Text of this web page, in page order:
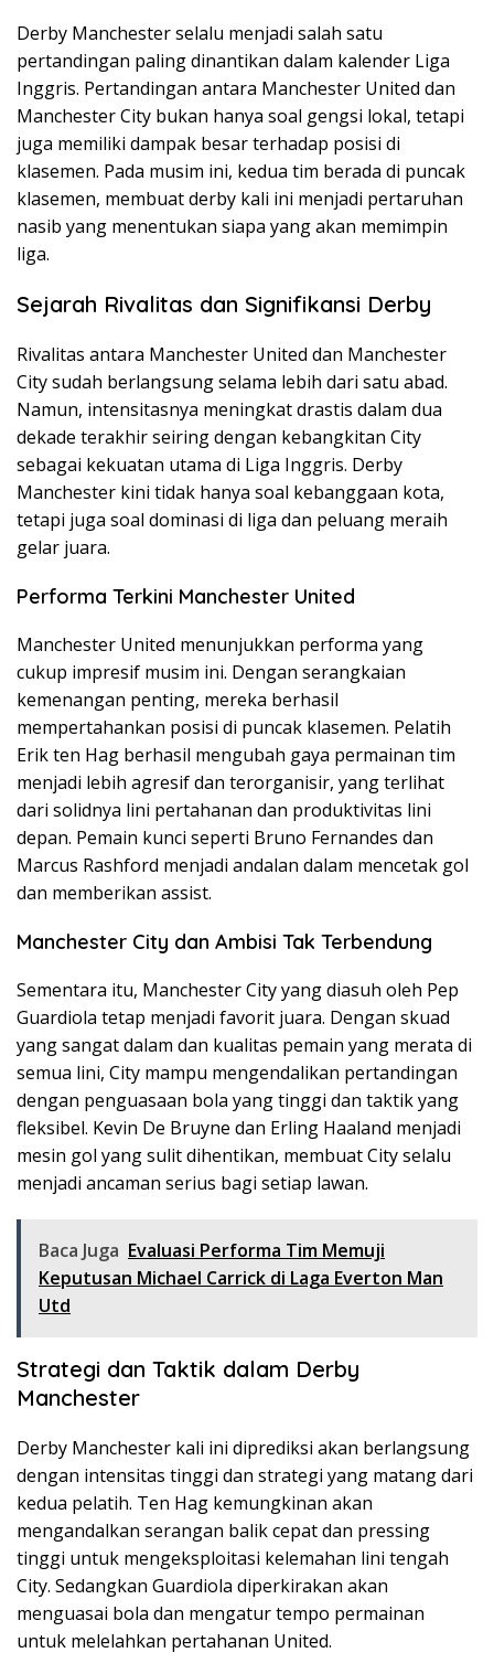
Derby Manchester selalu menjadi salah satu
pertandingan paling dinantikan dalam kalender Liga
Inggris. Pertandingan antara Manchester United dan
Manchester City bukan hanya soal gengsi lokal, tetapi
juga memiliki dampak besar terhadap posisi di
klasemen. Pada musim ini, kedua tim berada di puncak
klasemen, membuat derby kali ini menjadi pertaruhan
nasib yang menentukan siapa yang akan memimpin
liga.
Sejarah Rivalitas dan Signifikansi Derby
Rivalitas antara Manchester United dan Manchester
City sudah berlangsung selama lebih dari satu abad.
Namun, intensitasnya meningkat drastis dalam dua
dekade terakhir seiring dengan kebangkitan City
sebagai kekuatan utama di Liga Inggris. Derby
Manchester kini tidak hanya soal kebanggaan kota,
tetapi juga soal dominasi di liga dan peluang meraih
gelar juara.
Performa Terkini Manchester United
Manchester United menunjukkan performa yang
cukup impresif musim ini. Dengan serangkaian
kemenangan penting, mereka berhasil
mempertahankan posisi di puncak klasemen. Pelatih
Erik ten Hag berhasil mengubah gaya permainan tim
menjadi lebih agresif dan terorganisir, yang terlihat
dari solidnya lini pertahanan dan produktivitas lini
depan. Pemain kunci seperti Bruno Fernandes dan
Marcus Rashford menjadi andalan dalam mencetak gol
dan memberikan assist.
Manchester City dan Ambisi Tak Terbendung
Sementara itu, Manchester City yang diasuh oleh Pep
Guardiola tetap menjadi favorit juara. Dengan skuad
yang sangat dalam dan kualitas pemain yang merata di
semua lini, City mampu mengendalikan pertandingan
dengan penguasaan bola yang tinggi dan taktik yang
fleksibel. Kevin De Bruyne dan Erling Haaland menjadi
mesin gol yang sulit dihentikan, membuat City selalu
menjadi ancaman serius bagi setiap lawan.
Baca Juga Evaluasi Performa Tim Memuji
Keputusan Michael Carrick di Laga Everton Man
Utd
Strategi dan Taktik dalam Derby
Manchester
Derby Manchester kali ini diprediksi akan berlangsung
dengan intensitas tinggi dan strategi yang matang dari
kedua pelatih. Ten Hag kemungkinan akan
mengandalkan serangan balik cepat dan pressing
tinggi untuk mengeksploitasi kelemahan lini tengah
City. Sedangkan Guardiola diperkirakan akan
menguasai bola dan mengatur tempo permainan
untuk melelahkan pertahanan United.